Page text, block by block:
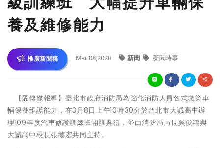
養及維修能力
推廣新聞稿 Mar 08,2020 新聞 新聞時事
【愛傳媒報導】臺北市政府消防局為強化消防人員各式救災車
輛保養維護能力，在3月8日上午10時30分於台北市大誠高中辦
理109年度汽車修護訓練班開訓典禮，並由消防局局長吳俊鴻與
大誠高中校長張德宏共同主持。